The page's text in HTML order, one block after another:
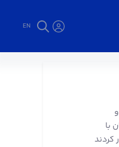
EN
با
کردند